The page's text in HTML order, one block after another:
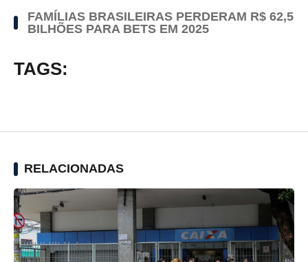
FAMÍLIAS BRASILEIRAS PERDERAM R$ 62,5
BILHÕES PARA BETS EM 2025
TAGS:
RELACIONADAS